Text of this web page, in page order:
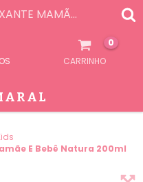
SABONETE LIQUIDO RELAXANTE MAMÃE E BEBÊ NATURA 200ML
CARRINHO
0
E Bebê Natura 200ml